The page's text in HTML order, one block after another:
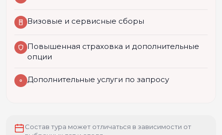
Визовые и сервисные сборы
Повышенная страховка и дополнительные
опции
Дополнительные услуги по запросу
Состав тура может отличаться в зависимости от